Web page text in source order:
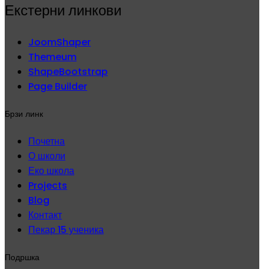
Екстерни линкови
JoomShaper
Themeum
ShapeBootstrap
Page Builder
Брзи линк
Почетна
О школи
Еко школа
Projects
Blog
Контакт
Пекар 15 ученика
Подршка